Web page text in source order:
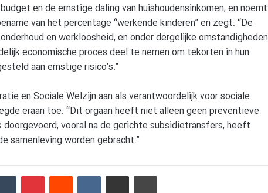
en de ernstige daling van huishoudensinkomen, en noemt
van het percentage “werkende kinderen” en zegt: “De
en werkloosheid, en onder dergelijke omstandigheden
economische proces deel te nemen om tekorten in hun
aan ernstige risico’s.”
en Sociale Welzijn aan als verantwoordelijk voor sociale
eraan toe: “Dit orgaan heeft niet alleen geen preventieve
vooral na de gerichte subsidietransfers, heeft
samenleving worden gebracht.”